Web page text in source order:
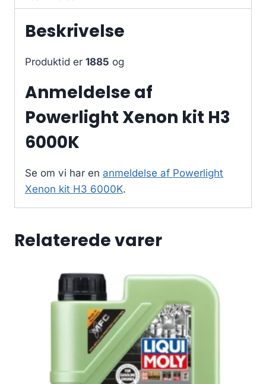
Beskrivelse
Produktid er 1885 og
Anmeldelse af
Powerlight Xenon kit H3
6000K
Se om vi har en anmeldelse af Powerlight
Xenon kit H3 6000K.
Relaterede varer